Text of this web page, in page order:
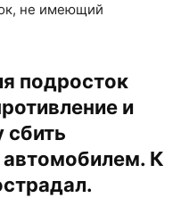
не имеющий
подросток
и
сбить
автомобилем. К